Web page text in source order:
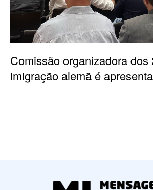
Comissão organizadora dos
imigração alemã é